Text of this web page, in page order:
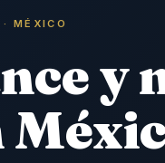
MÉXICO
y